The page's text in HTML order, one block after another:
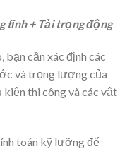
tĩnh + Tải trọng động
cần xác định các
và trọng lượng của
kiện thi công và các vật
toán kỹ lưỡng để